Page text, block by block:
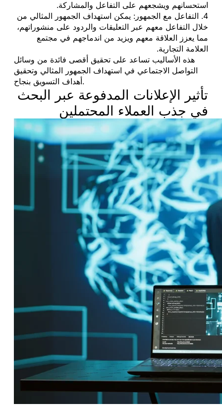
استحسانهم ويشجعهم على التفاعل والمشاركة.
4. التفاعل مع الجمهور: يمكن استهداف الجمهور المثالي من
خلال التفاعل معهم عبر التعليقات والردود على منشوراتهم،
مما يعزز العلاقة معهم ويزيد من اندماجهم في مجتمع
العلامة التجارية.
هذه الأساليب تساعد على تحقيق أقصى فائدة من وسائل
التواصل الاجتماعي في استهداف الجمهور المثالي وتحقيق
أهداف التسويق بنجاح.
تأثير الإعلانات المدفوعة عبر البحث
في جذب العملاء المحتملين